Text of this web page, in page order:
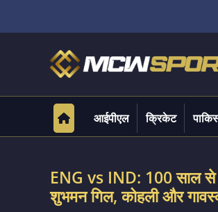
आईपीएल क्रिकेट
ENG vs IND: 100 साल से
शुभमन गिल, कोहली और